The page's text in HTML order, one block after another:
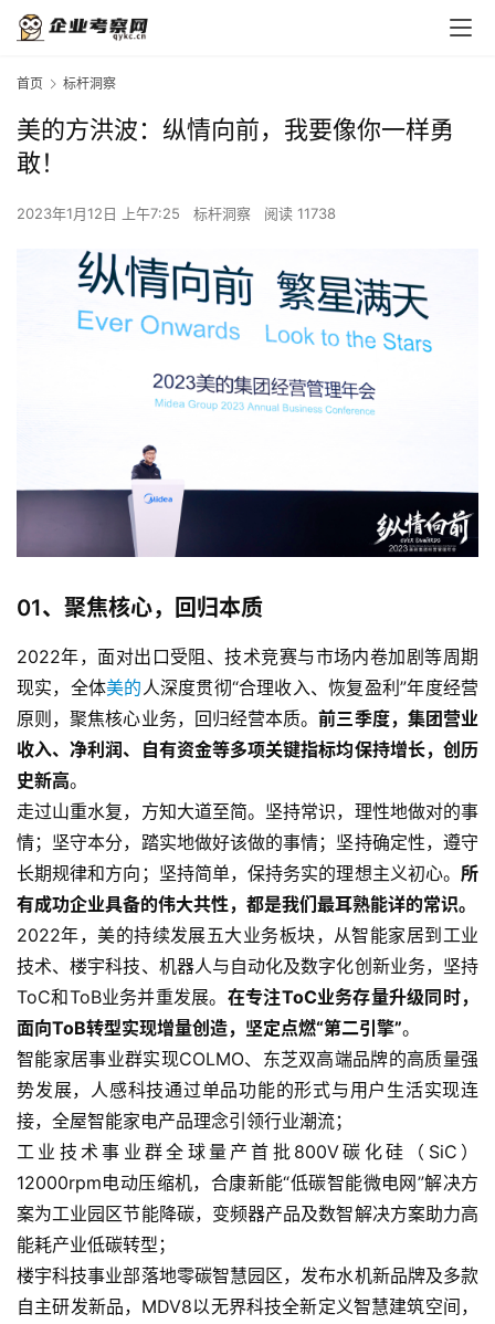
首页 标杆洞察
美的方洪波：纵情向前，我要像你一样勇
敢！
2023年1月12日 上午7:25 标杆洞察 阅读 11738
01、 聚焦核心，回归本质
2022年，面对出口受阻、技术竞赛与市场内卷加剧等周期
现实，全体美的 人深度贯彻“合理收入、恢复盈利”年度经营
原则，聚焦核心业务，回归经营本质。前三季度，集团营业
收入、净利润、自有资金等多项关键指标均保持增长，创历
史新高。
走过山重水复，方知大道至简。坚持常识，理性地做对的事
情；坚守本分，踏实地做好该做的事情；坚持确定性，遵守
长期规律和方向；坚持简单，保持务实的理想主义初心。 所
有成功企业具备的伟大共性，都是我们最耳熟能详的常识。
2022年，美的持续发展五大业务板块，从智能家居到工业
技术、楼宇科技、机器人与自动化及数字化创新业务，坚持
ToC和ToB业务并重发展。 在专注ToC业务存量升级同时，
面向ToB转型实现增量创造，坚定点燃“第二引擎”。
智能家居事业群实现COLMO、东芝双高端品牌的高质量强
势发展，人感科技通过单品功能的形式与用户生活实现连
接，全屋智能家电产品理念引领行业潮流；
工业技术事业群全球量产首批800V碳化硅（SiC）
12000rpm电动压缩机，合康新能“低碳智能微电网”解决方
案为工业园区节能降碳，变频器产品及数智解决方案助力高
能耗产业低碳转型；
楼宇科技事业部落地零碳智慧园区，发布水机新品牌及多款
自主研发新品，MDV8以无界科技全新定义智慧建筑空间，